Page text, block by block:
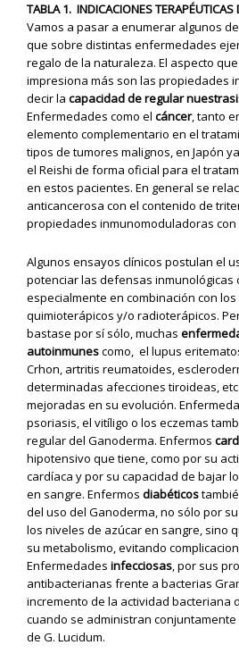
TABLA 1. INDICACIONES
Vamos a pasar a enumerar algunos
que sobre distintas enfermedades
regalo de la naturaleza. El aspecto
impresiona más son las propiedades
decir la capacidad de regular
Enfermedades como elcáncer, tanto
elemento complementario en el
tipos de tumores malignos, en Japón
el Reishi de forma oficial para el
en estos pacientes. En general se
anticancerosa con el contenido de
propiedades inmunomoduladoras con
Algunos ensayos clínicos postulan el
potenciar las defensas inmunológicas
especialmente en combinación con
quimioterápicos y/o radioterápicos.
bastase por sí sólo, muchas
autoinmunescomo, el lupus
Crhon, artritis reumatoides,
determinadas afecciones tiroideas,
mejoradas en su evolución.
psoriasis, el vitíligo o los eczemas
regular del Ganoderma. Enfermos
hipotensivo que tiene, como por su
cardíaca y por su capacidad de bajar
en sangre. Enfermosdiabéticos
del uso del Ganoderma, no sólo por
los niveles de azúcar en sangre, sino
su metabolismo, evitando
Enfermedadesinfecciosas, por sus
antibacterianas frente a bacterias
incremento de la actividad bacteriana
cuando se administran
de G. Lucidum.